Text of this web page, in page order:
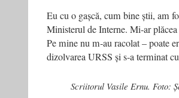
Eu cu o gașcă, cum bine știi, am
Ministerul de Interne. Mi‑ar
Pe mine nu m‑au racolat – poate
dizolvarea URSS și s‑a terminat
Scriitorul Vasile Ernu. Foto: